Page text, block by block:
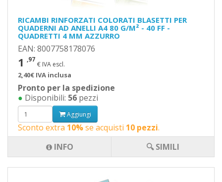
RICAMBI RINFORZATI COLORATI BLASETTI PER
QUADERNI AD ANELLI A4 80 G/M² - 40 FF -
QUADRETTI 4 MM AZZURRO
EAN: 8007758178076
1 ,97
€ IVA escl.
2,40€ IVA inclusa
Pronto per la spedizione
● Disponibili: 56 pezzi
Aggiungi
Sconto extra 10%se acquisti 10 pezzi.
INFO
🔍 SIMILI